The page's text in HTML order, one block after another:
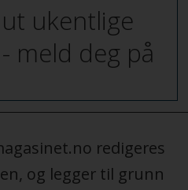
ukentlige
meld deg på
redigeres
og legger til grunn